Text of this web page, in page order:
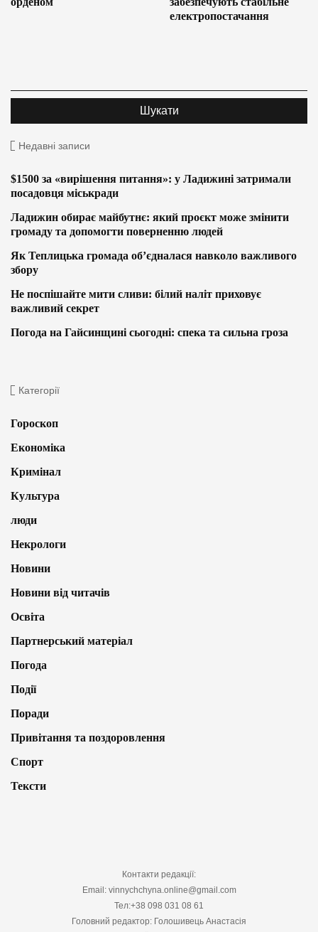
електропостачання
Недавні записи
$1500 за «вирішення питання»: у Ладижині затримали
посадовця міськради
Ладижин обирає майбутнє: який проєкт може змінити
громаду та допомогти поверненню людей
Як Теплицька громада об’єдналася навколо важливого
збору
Не поспішайте мити сливи: білий наліт приховує
важливий секрет
Погода на Гайсинщині сьогодні: спека та сильна гроза
Категорії
Гороскоп
Економіка
Кримінал
Культура
люди
Некрологи
Новини
Новини від читачів
Освіта
Партнерський матеріал
Погода
Події
Поради
Привітання та поздоровлення
Спорт
Тексти
Контакти редакції:
Email: vinnychchyna.online@gmail.com
Тел:+38 098 031 08 61
Головний редактор: Голошивець Анастасія